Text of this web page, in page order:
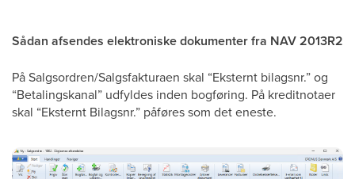
Sådan afsendes elektroniske dokumenter fra NAV 2013R2
På Salgsordren/Salgsfakturaen skal “Eksternt bilagsnr.” og
“Betalingskanal” udfyldes inden bogføring. På kreditnotaer
skal “Eksternt Bilagsnr.” påføres som det eneste.